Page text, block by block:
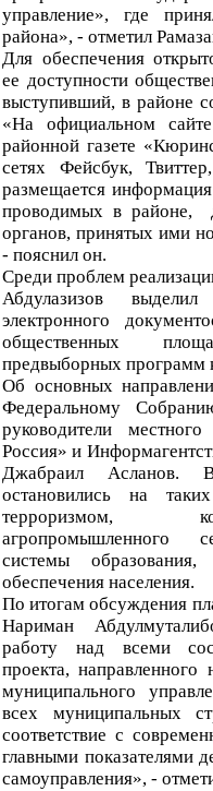
управление», где
района», - отметил
Для обеспечения
ее доступности
выступивший, в районе
«На официальном
районной газете
сетях Фейсбук,
размещается
проводимых в районе,
органов, принятых ими
- пояснил он.
Среди проблем
Абдулазизов выделил
электронного
общественных
предвыборных программ
Об основных
Федеральному
руководители
Россия» и
Джабраил Асланов.
остановились на
терроризмом,
агропромышленного
системы
обеспечения населения.
По итогам обсуждения
Нариман
работу над всеми
проекта,
муниципального
всех муниципальных
соответствие с
главными показателями
самоуправления», -